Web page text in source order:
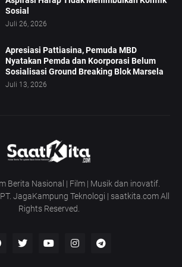
Sosial
Juli 26, 2026
Apresiasi Pattiasina, Pemuda MBD
Nyatakan Pemda dan Koorporasi Belum
Sosialisasi Ground Breaking Blok Marsela
Juli 13, 2026
Berita Nasional | Film | Musik dan inovatif.
PT. JagaKampung Teknologi | saatkita.com All
Rights Reserved.